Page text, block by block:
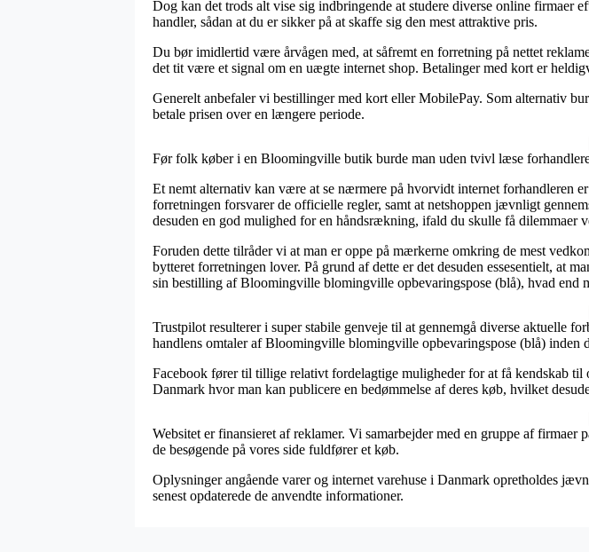
Dog kan det trods alt vise sig indbringende at studere diverse online
handler, sådan at du er sikker på at skaffe sig den mest attraktive pris.
Du bør imidlertid være årvågen med, at såfremt en forretning på nettet
det tit være et signal om en uægte internet shop. Betalinger med kort er
Generelt anbefaler vi bestillinger med kort eller MobilePay. Som alternativ
betale prisen over en længere periode.
Før folk køber i en Bloomingville butik burde man uden tvivl læse
Et nemt alternativ kan være at se nærmere på hvorvidt internet forhandleren
forretningen forsvarer de officielle regler, samt at netshoppen jævnligt
desuden en god mulighed for en håndsrækning, ifald du skulle få dilemmaer
Foruden dette tilråder vi at man er oppe på mærkerne omkring de mest
bytteret forretningen lover. På grund af dette er det desuden essesentielt, at
sin bestilling af Bloomingville blomingville opbevaringspose (blå), hvad end
Trustpilot resulterer i super stabile genveje til at gennemgå diverse aktuelle
handlens omtaler af Bloomingville blomingville opbevaringspose (blå) inden
Facebook fører til tillige relativt fordelagtige muligheder for at få kendskab
Danmark hvor man kan publicere en bedømmelse af deres køb, hvilket
Websitet er finansieret af reklamer. Vi samarbejder med en gruppe af
de besøgende på vores side fuldfører et køb.
Oplysninger angående varer og internet varehuse i Danmark opretholdes
senest opdaterede de anvendte informationer.